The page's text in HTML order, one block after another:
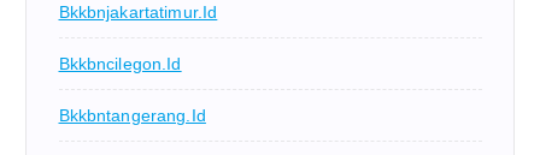
Bkkbnjakartatimur.id
Bkkbncilegon.id
Bkkbntangerang.id